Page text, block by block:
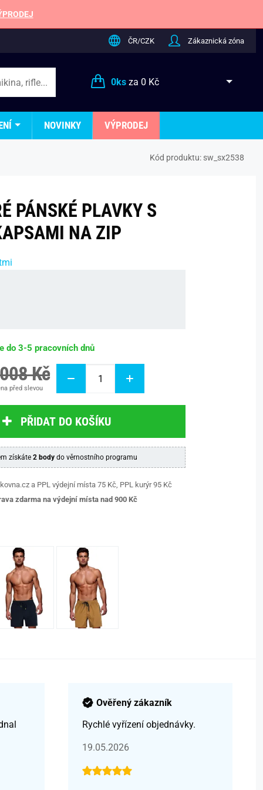
ČR/CZK Zákaznická zóna
0ksza 0 Kč
NOVINKY VÝPRODEJ
Kód produktu: sw_sx2538
PÁNSKÉ PLAVKY S
NA ZIP
do 3-5 pracovních dnů
Kč
před slevou
PŘIDAT DO KOŠÍKU
získáte 2 bodydo věrnostního programu
a PPL výdejní místa 75 Kč, PPL kurýr 95 Kč
zdarma na výdejní místa nad 900 Kč
Ověřený zákazník
Rychlé vyřízení objednávky.
19.05.2026